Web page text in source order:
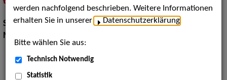
Show Acts: Comedy
Musik Shows:
werden nachfolgend beschrieben. Weitere Informationen
erhalten Sie in unserer
Datenschutzerklärung
Bitte wählen Sie aus:
Technisch Notwendig
Statistik